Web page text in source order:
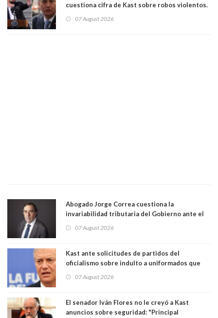
cuestiona cifra de Kast sobre robos violentos.
07 August 2026
Abogado Jorge Correa cuestiona la
invariabilidad tributaria del Gobierno ante el
democracia” y "defendemos la alternancia en el
07 August 2026
Kast ante solicitudes de partidos del
oficialismo sobre indulto a uniformados que
07 August 2026
El senador Iván Flores no le creyó a Kast
anuncios sobre seguridad: "Principal